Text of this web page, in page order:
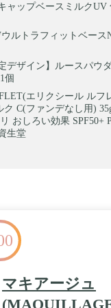
ャップベースミルクUV
ルトラフィットベース
デザイン】ルースパウ
個
エリクシール ルフ
ク C(ファンデなし用)
おしろい効果 SPF50+
生堂
マキアージュ